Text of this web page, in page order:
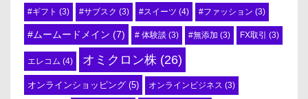
#ギフト (3) #サブスク (3) #スイーツ (4) #ファッション (3)
#ムームードメイン (7) # 体験談 (3) #無添加 (3) FX取引 (3)
エレコム (4) オミクロン株 (26)
オンラインショッピング (5) オンラインビジネス (3)